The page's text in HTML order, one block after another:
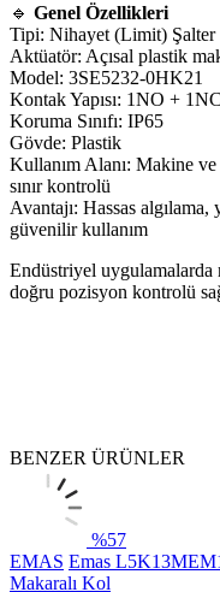
🔹 Genel Özellikleri
Tipi: Nihayet (Limit) Şalter
Aktüatör: Açısal plastik
Model: 3SE5232-0HK21
Kontak Yapısı: 1NO + 1NC
Koruma Sınıfı: IP65
Gövde: Plastik
Kullanım Alanı: Makine
sınır kontrolü
Avantajı: Hassas
güvenilir kullanım
Endüstriyel uygulamalarda
doğru pozisyon kontrolü
BENZER ÜRÜNLER
%57
EMAS Emas
Makaralı Kol